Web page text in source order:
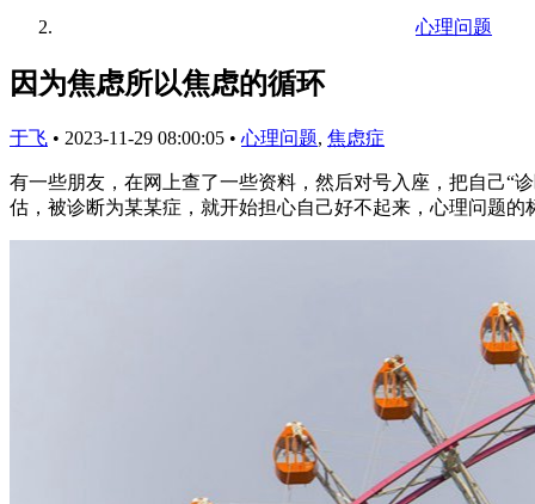
心理问题
因为焦虑所以焦虑的循环
于飞 • 2023-11-29 08:00:05 • 心理问题, 焦虑症
有一些朋友，在网上查了一些资料，然后对号入座，把自己“
估，被诊断为某某症，就开始担心自己好不起来，心理问题